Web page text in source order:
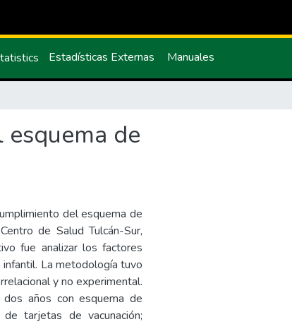
Estadísticas Externas Manuales
de
del esquema de
de Salud Tulcán-Sur,
fue analizar los factores
infantil. La metodología tuvo
y no experimental.
años con esquema de
tarjetas de vacunación;